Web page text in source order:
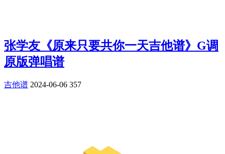
张学友《原来只要共你一天吉他谱》G调
原版弹唱谱
吉他谱 2024-06-06 357